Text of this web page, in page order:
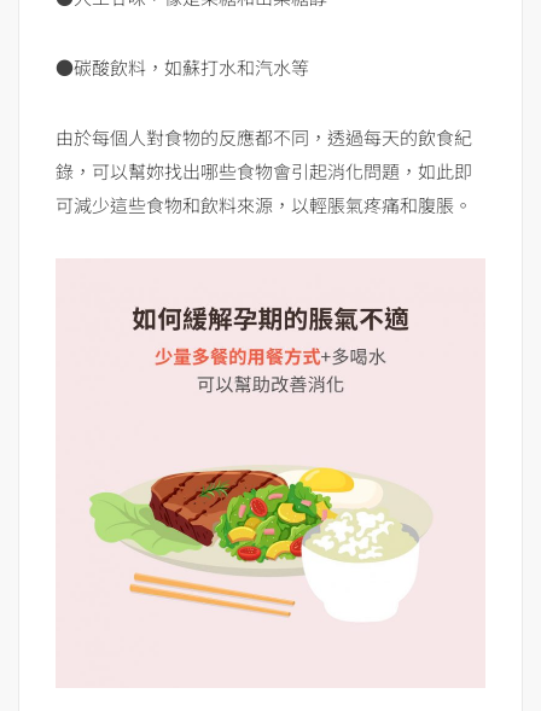
●碳酸飲料，如蘇打水和汽水等
由於每個人對食物的反應都不同，透過每天的飲食紀
錄，可以幫妳找出哪些食物會引起消化問題，如此即
可減少這些食物和飲料來源，以輕脹氣疼痛和腹脹。